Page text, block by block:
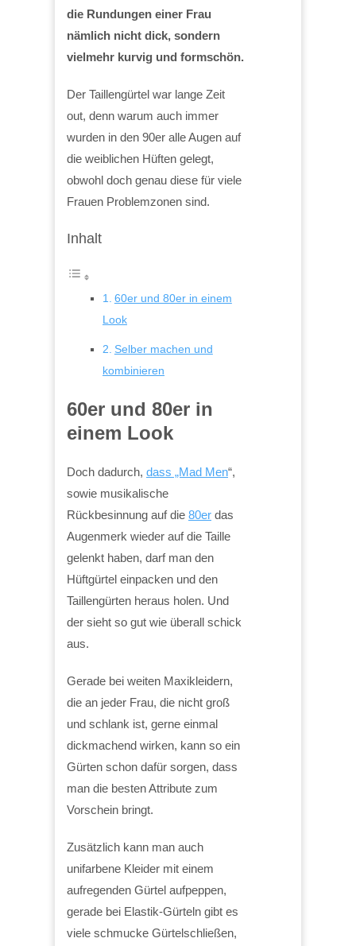
die Rundungen einer Frau
nämlich nicht dick, sondern
vielmehr kurvig und formschön.
Der Taillengürtel war lange Zeit
out, denn warum auch immer
wurden in den 90er alle Augen auf
die weiblichen Hüften gelegt,
obwohl doch genau diese für viele
Frauen Problemzonen sind.
Inhalt
60er und 80er in einem
Look
Selber machen und
kombinieren
60er und 80er in
einem Look
Doch dadurch, dass „Mad Men“,
sowie musikalische
Rückbesinnung auf die 80er das
Augenmerk wieder auf die Taille
gelenkt haben, darf man den
Hüftgürtel einpacken und den
Taillengürten heraus holen. Und
der sieht so gut wie überall schick
aus.
Gerade bei weiten Maxikleidern,
die an jeder Frau, die nicht groß
und schlank ist, gerne einmal
dickmachend wirken, kann so ein
Gürten schon dafür sorgen, dass
man die besten Attribute zum
Vorschein bringt.
Zusätzlich kann man auch
unifarbene Kleider mit einem
aufregenden Gürtel aufpeppen,
gerade bei Elastik-Gürteln gibt es
viele schmucke Gürtelschließen,